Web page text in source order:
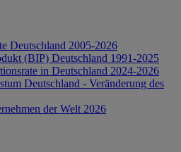
Deutschland 2005-2026
(BIP) Deutschland 1991-2025
in Deutschland 2024-2026
Deutschland - Veränderung des
der Welt 2026